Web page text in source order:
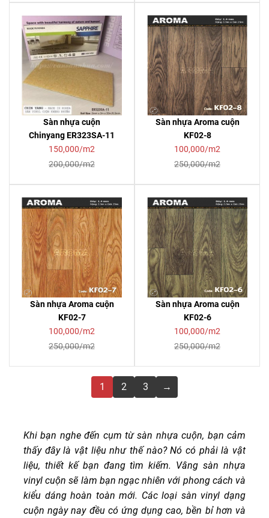
Sàn nhựa cuộn
Chinyang ER323SA-11
150,000/m2
200,000/m2
Sàn nhựa Aroma cuộn
KF02-8
100,000/m2
250,000/m2
Sàn nhựa Aroma cuộn
KF02-7
100,000/m2
250,000/m2
Sàn nhựa Aroma cuộn
KF02-6
100,000/m2
250,000/m2
1 2 3 →
Khi bạn nghe đến cụm từ sàn nhựa cuộn, bạn cảm
thấy đây là vật liệu như thế nào? Nó có phải là vật
liệu, thiết kế bạn đang tìm kiếm. Vâng sàn nhựa
vinyl cuộn sẽ làm bạn ngạc nhiên với phong cách và
kiểu dáng hoàn toàn mới. Các loại sàn vinyl dạng
cuộn ngày nay đều có ứng dụng cao, bền bỉ hơn và